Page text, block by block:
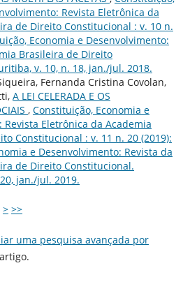
Revista Eletrônica da
de Direito Constitucional : v. 10 n.
Economia e Desenvolvimento:
Brasileira de Direito
v. 10, n. 18, jan./jul. 2018.
Fernanda Cristina Covolan,
A LEI CELERADA E OS
, Constituição, Economia e
Revista Eletrônica da Academia
Constitucional : v. 11 n. 20 (2019):
e Desenvolvimento: Revista da
de Direito Constitucional.
jan./jul. 2019.
> >>
uma pesquisa avançada por